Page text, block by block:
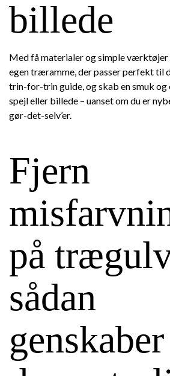
billede
Med få materialer og simple værktøjer
egen træramme, der passer perfekt til
trin-for-trin guide, og skab en smuk
spejl eller billede – uanset om du er
gør-det-selv’er.
Fjern
på
sådan